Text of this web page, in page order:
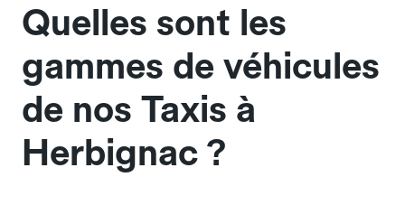
Quelles sont les
gammes de véhicules
de nos Taxis à
Herbignac ?